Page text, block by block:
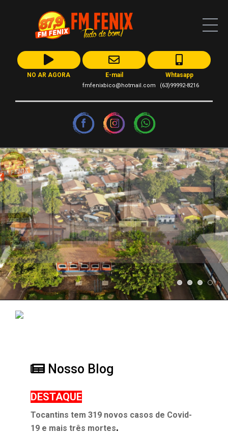
NO AR AGORA E-mail
fmfenixbico@hotmail.com
Whtasapp
(63)99992-8216
Nosso Blog
DESTAQUE
Tocantins tem 319 novos casos de Covid-
19 e mais três mortes.